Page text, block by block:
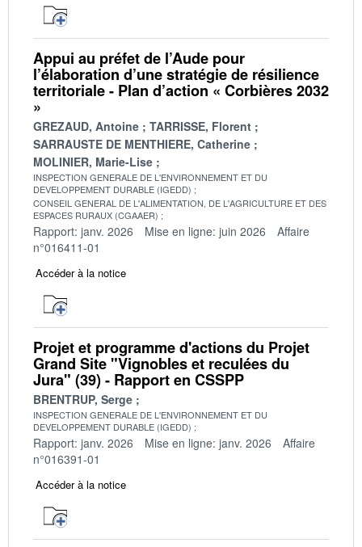
Appui au préfet de l’Aude pour
l’élaboration d’une stratégie de résilience
territoriale - Plan d’action « Corbières 2032
»
GREZAUD, Antoine
TARRISSE, Florent
SARRAUSTE DE MENTHIERE, Catherine
MOLINIER, Marie-Lise
INSPECTION GENERALE DE L'ENVIRONNEMENT ET DU
DEVELOPPEMENT DURABLE (IGEDD)
CONSEIL GENERAL DE L'ALIMENTATION, DE L'AGRICULTURE ET DES
ESPACES RURAUX (CGAAER)
Rapport: janv. 2026 Mise en ligne: juin 2026
Affaire
n°016411-01
Accéder à la notice
Projet et programme d'actions du Projet
Grand Site "Vignobles et reculées du
Jura" (39) - Rapport en CSSPP
BRENTRUP, Serge
INSPECTION GENERALE DE L'ENVIRONNEMENT ET DU
DEVELOPPEMENT DURABLE (IGEDD)
Rapport: janv. 2026 Mise en ligne: janv. 2026
Affaire
n°016391-01
Accéder à la notice